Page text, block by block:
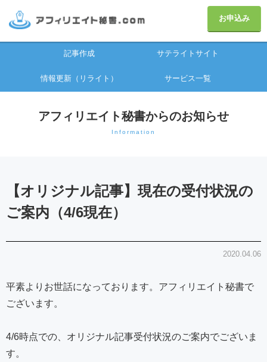
お申込み
記事作成 サテライトサイト
情報更新（リライト） サービス一覧
アフィリエイト秘書からのお知らせ
Information
【オリジナル記事】現在の受付状況の
ご案内（4/6現在）
2020.04.06
平素よりお世話になっております。アフィリエイト秘書で
ございます。
4/6時点での、オリジナル記事受付状況のご案内でございま
す。